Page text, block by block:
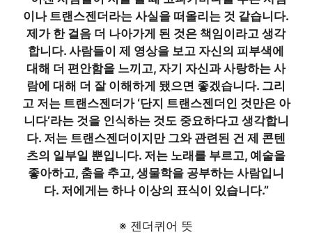
이나 트랜스젠더라는 사실을 떠올리는 것 같습니다.
제가 한 걸음 더 나아가게 된 것은 책임이라고 생각
합니다. 사람들이 제 영상을 보고 자신의 피부색에
대해 더 편안함을 느끼고, 자기 자신과 사랑하는 사
람에 대해 더 잘 이해하게 됐으면 좋겠습니다. 그리
고 저는 트랜스젠더가 ‘단지 트랜스젠더인 것만은 아
니다’라는 것을 인식하는 것도 중요하다고 생각합니
다. 저는 트랜스젠더이지만 그와 관련된 건 제 콘텐
츠의 일부일 뿐입니다. 저는 노래를 부르고, 예술을
좋아하고, 춤을 추고, 생물학을 공부하는 사람입니
다. 저에게는 하나 이상의 표식이 있습니다.”
※ 젠더퀴어 뜻